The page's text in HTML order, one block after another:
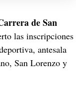
de San
las inscripciones
antesala
San Lorenzo y